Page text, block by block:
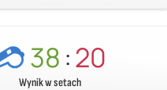
38:20
Wynik w setach